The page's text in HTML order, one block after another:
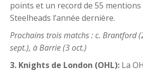
points et un record de 55 mentions
Steelheads l’année dernière.
Prochains trois matchs : c. Brantford
sept.), à Barrie (3 oct.)
3. Knights de London (OHL): La